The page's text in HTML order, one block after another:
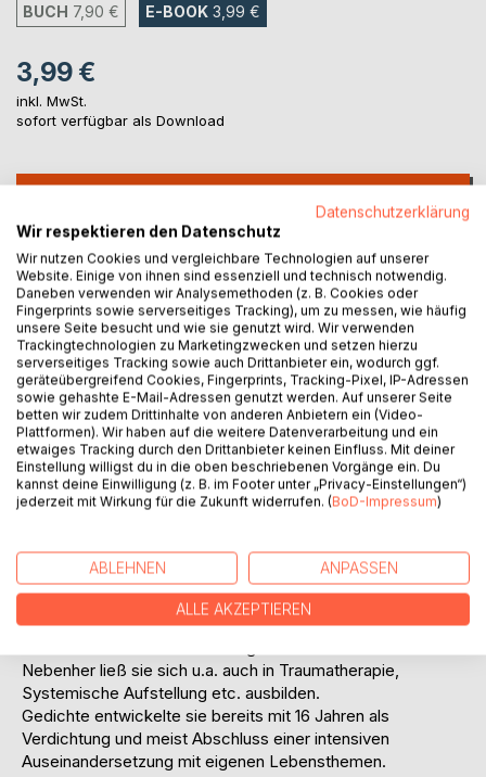
BUCH 7,90 € E-BOOK 3,99 €
3,99 €
inkl. MwSt.
sofort verfügbar als Download
Auf die Merkliste
Titel bewerten
BESCHREIBUNG
Ursela Bresch wurde 1952 in Freiburg im Breisgau geboren.
Bildungsweg Abitur. Anschließend studierte sie zur Grund-
und Hauptschullehramt mit Schwerpunkt Deutsch und
Es folgten Tätigkeiten, Anstellung in verschiedensten
Nebenher ließ sie sich u.a. auch in Traumatherapie,
Systemische Aufstellung etc. ausbilden.
Gedichte entwickelte sie bereits mit 16 Jahren als
Verdichtung und meist Abschluss einer intensiven
Auseinandersetzung mit eigenen Lebensthemen.
Datenschutzerklärung
Wir respektieren den Datenschutz
Wir nutzen Cookies und vergleichbare Technologien auf unserer
Website. Einige von ihnen sind essenziell und technisch notwendig.
Daneben verwenden wir Analysemethoden (z. B. Cookies oder
Fingerprints sowie serverseitiges Tracking), um zu messen, wie häufig
unsere Seite besucht und wie sie genutzt wird. Wir verwenden
Trackingtechnologien zu Marketingzwecken und setzen hierzu
serverseitiges Tracking sowie auch Drittanbieter ein, wodurch ggf.
geräteübergreifend Cookies, Fingerprints, Tracking-Pixel, IP-Adressen
sowie gehashte E-Mail-Adressen genutzt werden. Auf unserer Seite
betten wir zudem Drittinhalte von anderen Anbietern ein (Video-
Plattformen). Wir haben auf die weitere Datenverarbeitung und ein
etwaiges Tracking durch den Drittanbieter keinen Einfluss. Mit deiner
Einstellung willigst du in die oben beschriebenen Vorgänge ein. Du
kannst deine Einwilligung (z. B. im Footer unter „Privacy-Einstellungen“)
jederzeit mit Wirkung für die Zukunft widerrufen. (BoD-Impressum)
ABLEHNEN ANPASSEN
ALLE AKZEPTIEREN